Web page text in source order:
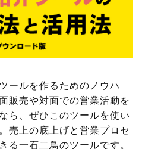
ールを作るためのノウハ
販売や対面での営業活動を
ら、ぜひこのツールを使い
売上の底上げと営業プロセ
る一石二鳥のツールです。